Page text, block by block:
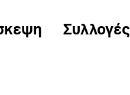
Συλλογές